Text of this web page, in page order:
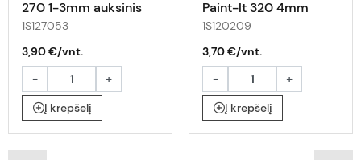
270 1-3mm auksinis
1S127053
3,90 €/vnt.
-
+
Į krepšelį
Paint-lt 320 4mm
rožinis
1S120209
3,70 €/vnt.
-
+
Į krepšelį